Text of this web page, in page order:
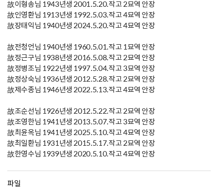
故이형송님 1943년생 2001.5.20.작고 2묘역 안장
故인영환님 1913년생 1992.5.03.작고 4묘역 안장
故장태익님 1940년생 2024.5.20.작고 4묘역 안장
故전청언님 1940년생 1960.5.01.작고 1묘역 안장
故정근구님 1938년생 2016.5.08.작고 2묘역 안장
故정병조님 1922년생 1997.5.04.작고 3묘역 안장
故정상숙님 1936년생 2012.5.28.작고 2묘역 안장
故제수종님 1946년생 2022.5.13.작고 4묘역 안장
故조순선님 1926년생 2012.5.22.작고 2묘역 안장
故조영한님 1941년생 2013.5.07.작고 3묘역 안장
故최윤옥님 1941년생 2025.5.10.작고 4묘역 안장
故최일환님 1931년생 2015.5.17.작고 2묘역 안장
故한영수님 1939년생 2020.5.10.작고 4묘역 안장
파일